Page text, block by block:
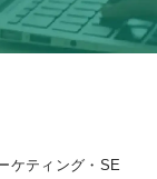
ケティング・SE